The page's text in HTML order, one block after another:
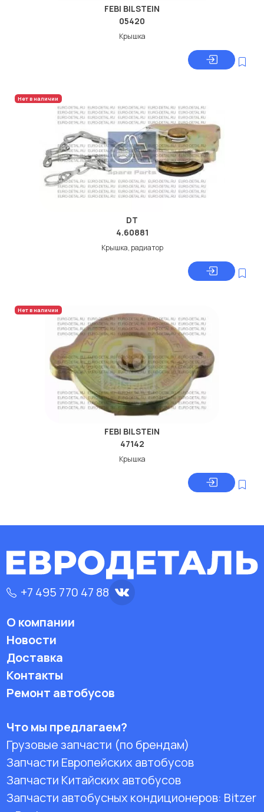
FEBI BILSTEIN
05420
Крышка
Нет в наличии
DT
4.60881
Крышка, радиатор
Нет в наличии
FEBI BILSTEIN
47142
Крышка
+7 495 770 47 88
О компании
Новости
Доставка
Контакты
Ремонт автобусов
Что мы предлагаем?
Грузовые запчасти (по брендам)
Запчасти Европейских автобусов
Запчасти Китайских автобусов
Запчасти автобусных кондиционеров: Bitzer